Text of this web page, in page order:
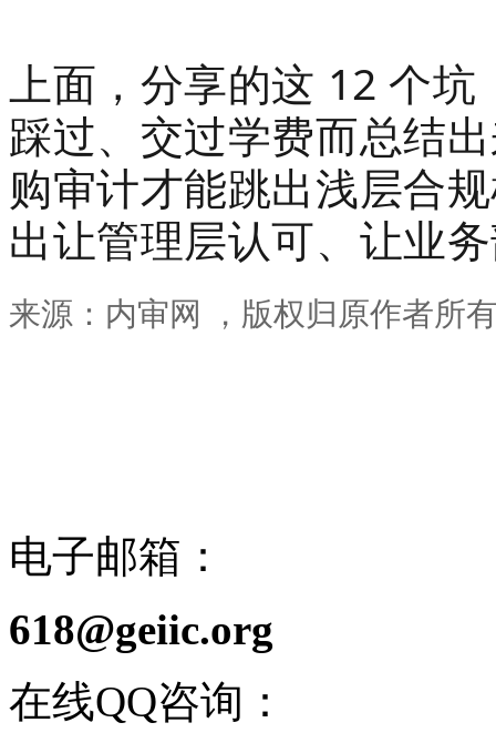
上面，分享的这 12 个
踩过、交过学费而总结
购审计才能跳出浅层合
出让管理层认可、让业
来源：内审网 ，版权归原作者所
电子邮箱：
618@geiic.org
在线QQ咨询：